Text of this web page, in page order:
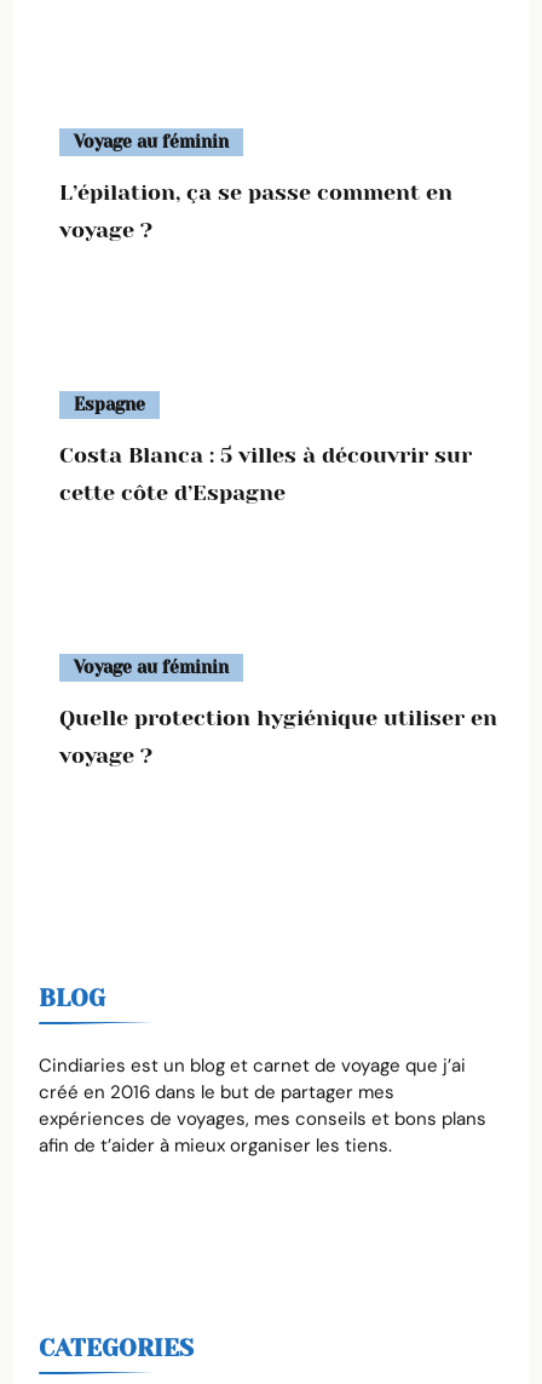
Voyage au féminin
L’épilation, ça se passe comment en
voyage ?
Espagne
Costa Blanca : 5 villes à découvrir sur
cette côte d’Espagne
Voyage au féminin
Quelle protection hygiénique utiliser en
voyage ?
BLOG
Cindiaries est un blog et carnet de voyage que j’ai
créé en 2016 dans le but de partager mes
expériences de voyages, mes conseils et bons plans
afin de t’aider à mieux organiser les tiens.
CATEGORIES